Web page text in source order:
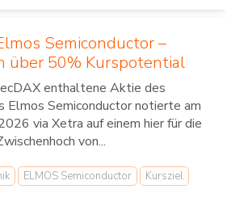
Semiconductor –
über 50% Kurspotential
enthaltene Aktie des
Elmos Semiconductor notierte am
via Xetra auf einem hier für die
von...
ELMOS Semiconductor
Kursziel